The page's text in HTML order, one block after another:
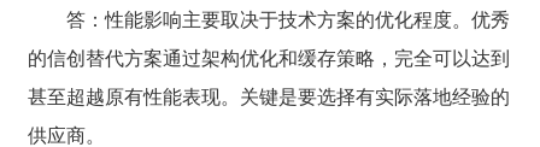
答：性能影响主要取决于技术方案的优化程度。优秀
的信创替代方案通过架构优化和缓存策略，完全可以达到
甚至超越原有性能表现。关键是要选择有实际落地经验的
供应商。